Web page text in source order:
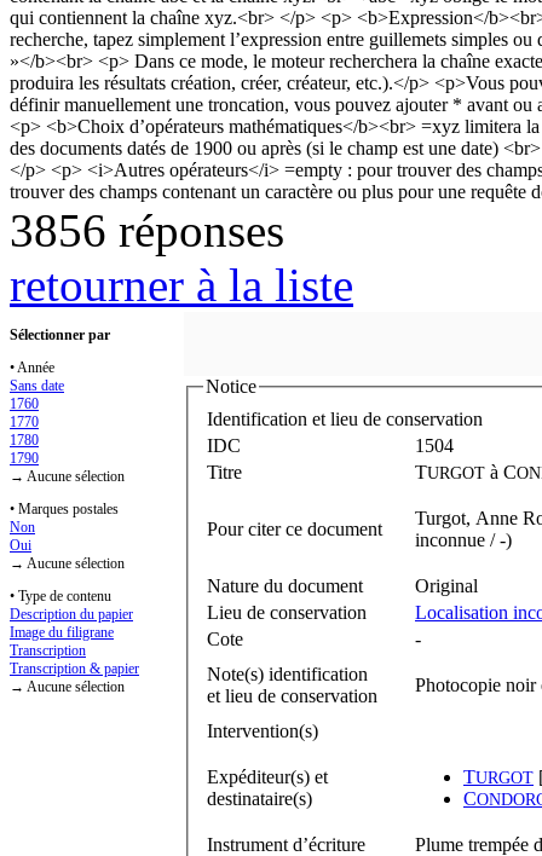
3856 réponses
retourner à la liste
Sélectionner par
• Année
Sans date
1760
1770
1780
1790
→ Aucune sélection
• Marques postales
Non
Oui
→ Aucune sélection
• Type de contenu
Description du papier
Image du filigrane
Transcription
Transcription & papier
→ Aucune sélection
Notice
Identification et lieu de conservation
IDC
1504
Titre
TURGOT à C
Pour citer ce document
Turgot, Anne
inconnue / -)
Nature du document
Original
Lieu de conservation
Localisation
Cote
-
Note(s) identification
et lieu de conservation
Photocopie
Intervention(s)
Expéditeur(s) et
destinataire(s)
TURGOT
C
Instrument d’écriture
Plume trempée